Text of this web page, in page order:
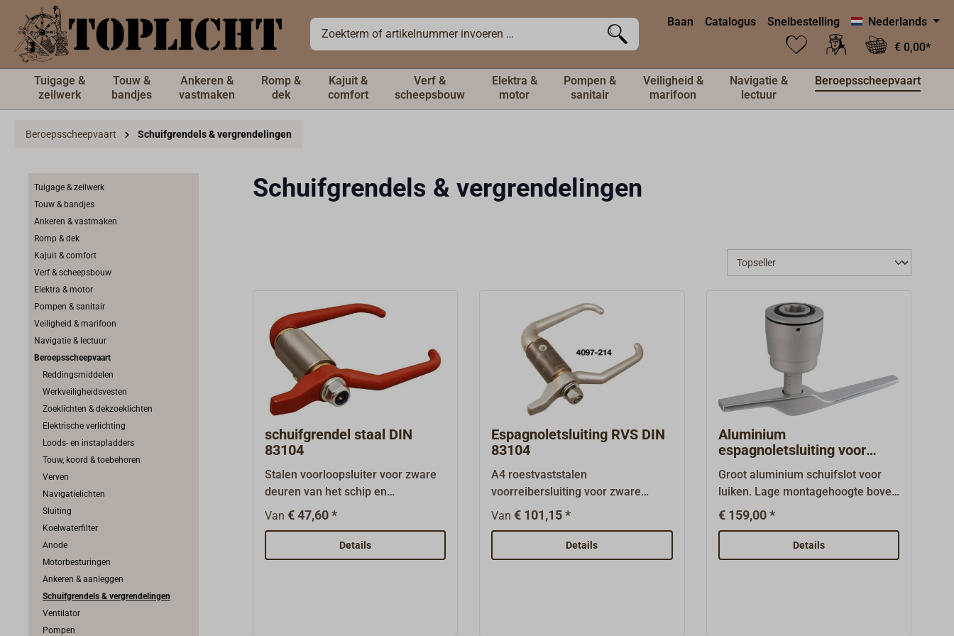
hoofdinhoud Baan Catalogus Snelbestelling
Nederlands
€ 0,00*
Tuigage &
zeilwerk
Touw &
bandjes
Ankeren &
vastmaken
Romp &
dek
Kajuit &
comfort
Verf &
scheepsbouw
Elektra &
motor
Pompen &
sanitair
Veiligheid &
marifoon
Navigatie &
lectuur
Beroepsscheepvaart
Beroepsscheepvaart Schuifgrendels & vergrendelingen
Tuigage & zeilwerk
Touw & bandjes
Ankeren & vastmaken
Romp & dek
Kajuit & comfort
Verf & scheepsbouw
Elektra & motor
Pompen & sanitair
Veiligheid & marifoon
Navigatie & lectuur
Beroepsscheepvaart
Reddingsmiddelen
Werkveiligheidsvesten
Zoeklichten & dekzoeklichten
Elektrische verlichting
Loods- en instapladders
Touw, koord & toebehoren
Verven
Navigatielichten
Sluiting
Koelwaterfilter
Anode
Motorbesturingen
Ankeren & aanleggen
Schuifgrendels & vergrendelingen
Ventilator
Pompen
Schuifgrendels & vergrendelingen
schuifgrendel staal DIN
83104
Stalen voorloopsluiter voor zware
deuren van het schip en
luikdeksels. De sluitingen zijn
bedoeld om in stalen deuren
ingelast te worden. FORM A (DIN
83104 A73) Standaarduitvoering
Van € 47,60 *
Details
Espagnoletsluiting RVS DIN
83104
A4 roestvaststalen
voorreibersluiting voor zware
scheepsdeuren en luikdeksels. De
sluitingen zijn bedoeld om te
worden ingelast.VORM A (DIN
83104 A73) Uitvoering naar keuze
Van€ 101,15 *
Details
Aluminium
espagnoletsluiting voor
luiken
Groot aluminium schuifslot voor
luiken. Lage montagehoogte boven
het dek zodat er geen lijnen
kunnen blijven haken en er geen
risico is op struikelen.Het slot
wordt in het luikdeksel gestoken in
€ 159,00 *
Details